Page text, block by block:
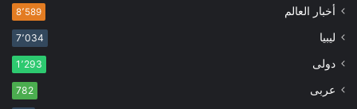
أخبار العالم 8٬589
ليبيا 7٬034
دولى 1٬293
عربى 782